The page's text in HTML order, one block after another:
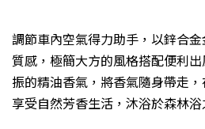
調節車內空氣得力助手，以鋅合
質感，極簡大方的風格搭配便利
振的精油香氣，將香氣隨身帶走
享受自然芳香生活，沐浴於森林浴